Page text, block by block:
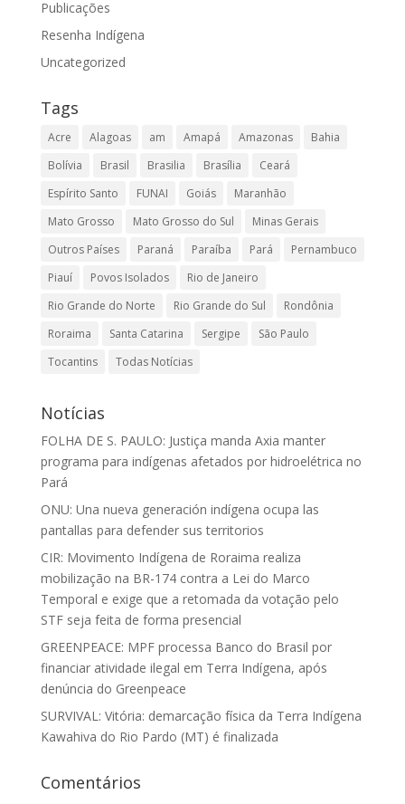
Publicações
Resenha Indígena
Uncategorized
Tags
Acre Alagoas am Amapá Amazonas
Bahia
Bolívia
Brasil Brasilia Brasília
Ceará
Espírito Santo
FUNAI Goiás
Maranhão
Mato Grosso
Mato Grosso do Sul
Minas Gerais
Outros Países
Paraná Paraíba Pará
Pernambuco
Piauí
Povos Isolados
Rio de Janeiro
Rio Grande do Norte
Rio Grande do Sul
Rondônia
Roraima
Santa Catarina Sergipe
São Paulo
Tocantins
Todas Notícias
Notícias
FOLHA DE S. PAULO: Justiça manda Axia manter
programa para indígenas afetados por hidroelétrica no
Pará
ONU: Una nueva generación indígena ocupa las
pantallas para defender sus territorios
CIR: Movimento Indígena de Roraima realiza
mobilização na BR-174 contra a Lei do Marco
Temporal e exige que a retomada da votação pelo
STF seja feita de forma presencial
GREENPEACE: MPF processa Banco do Brasil por
financiar atividade ilegal em Terra Indígena, após
denúncia do Greenpeace
SURVIVAL: Vitória: demarcação física da Terra Indígena
Kawahiva do Rio Pardo (MT) é finalizada
Comentários